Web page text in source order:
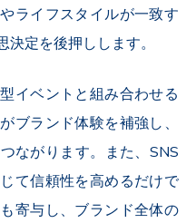
ライフスタイルが一致す
定を後押しします。
イベントと組み合わせる
ブランド体験を補強し、
ながります。また、SNS
て信頼性を高めるだけで
寄与し、ブランド全体の